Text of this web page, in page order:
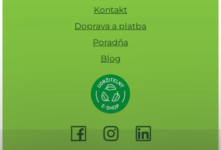
Kontakt
Doprava a platba
Poradňa
Blog